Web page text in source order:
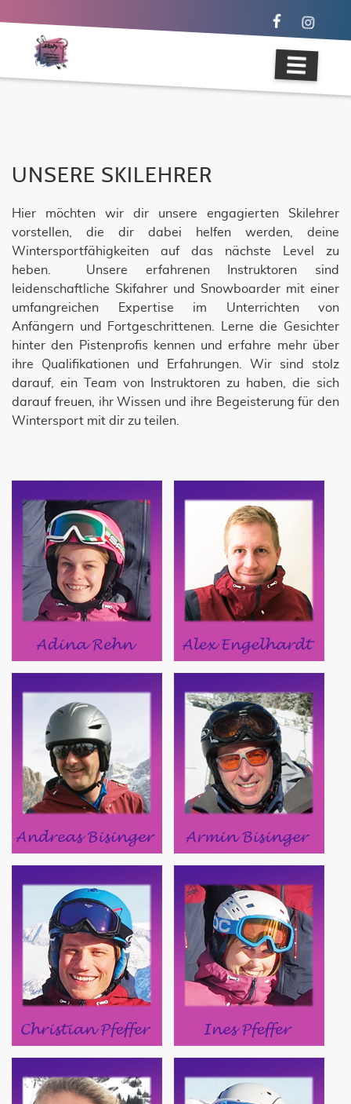
UNSERE SKILEHRER
Hier möchten wir dir unsere engagierten Skilehrer
vorstellen, die dir dabei helfen werden, deine
Wintersportfähigkeiten auf das nächste Level zu
heben. Unsere erfahrenen Instruktoren sind
leidenschaftliche Skifahrer und Snowboarder mit einer
umfangreichen Expertise im Unterrichten von
Anfängern und Fortgeschrittenen. Lerne die Gesichter
hinter den Pistenprofis kennen und erfahre mehr über
ihre Qualifikationen und Erfahrungen. Wir sind stolz
darauf, ein Team von Instruktoren zu haben, die sich
darauf freuen, ihr Wissen und ihre Begeisterung für den
Wintersport mit dir zu teilen.